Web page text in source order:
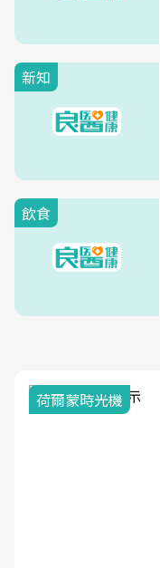
新知
飲食
荷爾蒙時光機